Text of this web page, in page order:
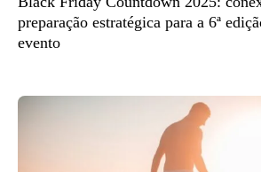
preparação estratégica para a 6ª
evento